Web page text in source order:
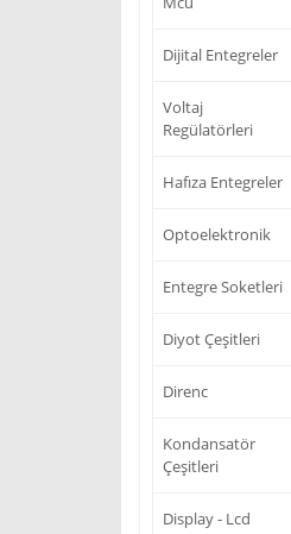
Dijital Entegreler
Voltaj
Regülatörleri
Hafıza Entegreler
Optoelektronik
Entegre Soketleri
Diyot Çeşitleri
Direnc
Kondansatör
Çeşitleri
Display - Lcd